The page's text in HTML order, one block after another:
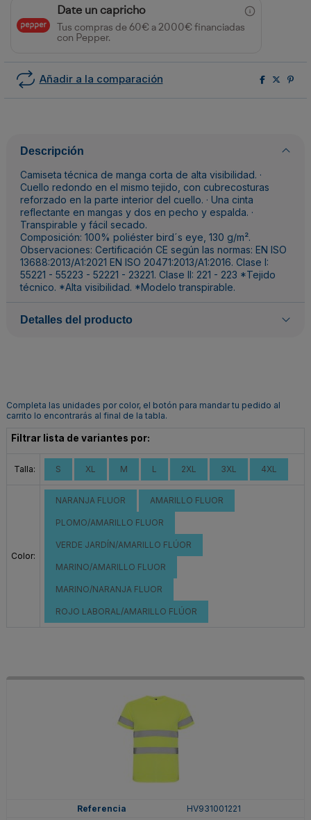
Date un capricho
Tus compras de 60€ a 2000€ financiadas
con Pepper.
Añadir a la comparación
Descripción
Camiseta técnica de manga corta de alta visibilidad. ·
Cuello redondo en el mismo tejido, con cubrecosturas
reforzado en la parte interior del cuello. · Una cinta
reflectante en mangas y dos en pecho y espalda. ·
Transpirable y fácil secado.
Composición: 100% poliéster bird´s eye, 130 g/m².
Observaciones: Certificación CE según las normas: EN ISO
13688:2013/A1:2021 EN ISO 20471:2013/A1:2016. Clase I:
55221 - 55223 - 52221 - 23221. Clase II: 221 - 223 *Tejido
técnico. *Alta visibilidad. *Modelo transpirable.
Detalles del producto
Completa las unidades por color, el botón para mandar tu pedido al
carrito lo encontrarás al final de la tabla.
Filtrar lista de variantes por:
Talla: S XL M L 2XL 3XL 4XL
Color:
NARANJA FLUOR AMARILLO FLUOR
PLOMO/AMARILLO FLUOR
VERDE JARDÍN/AMARILLO FLÚOR
MARINO/AMARILLO FLUOR
MARINO/NARANJA FLUOR
ROJO LABORAL/AMARILLO FLÚOR
HV931001221